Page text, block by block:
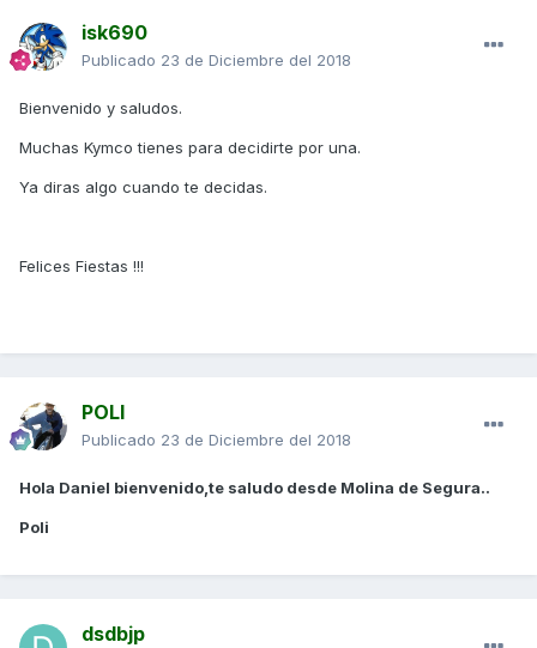
isk690
Publicado 23 de Diciembre del 2018
Bienvenido y saludos.
Muchas Kymco tienes para decidirte por una.
Ya diras algo cuando te decidas.
Felices Fiestas !!!
POLI
Publicado 23 de Diciembre del 2018
Hola Daniel bienvenido,te saludo desde Molina de Segura..
Poli
dsdbjp